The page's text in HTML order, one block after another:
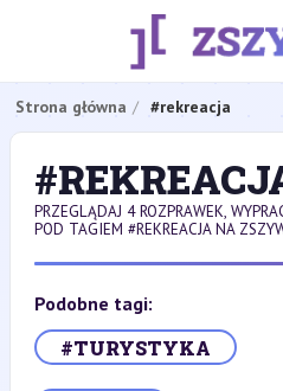
Strona główna #rekreacja
PRZEGLĄDAJ 4 ROZPRAWEK,
POD TAGIEM #REKREACJA NA
Podobne tagi:
#TURYSTYKA